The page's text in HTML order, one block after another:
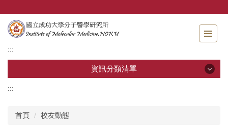
主
內
容
:::
資訊分類清單
:::
首頁 校友動態